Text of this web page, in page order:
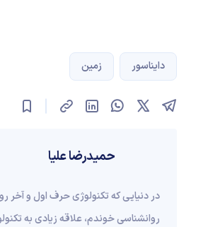
دایناسور زمین
حمیدرضا علیا
در دنیایی که تکنولوژی حرف اول و آخر
روانشناسی خوندم، علاقه زیادی به